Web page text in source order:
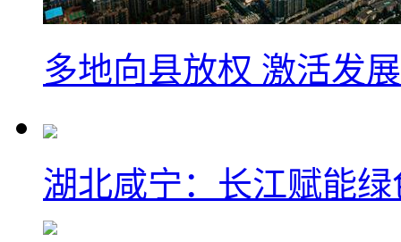
多地向县放权 激活发
湖北咸宁：长江赋能